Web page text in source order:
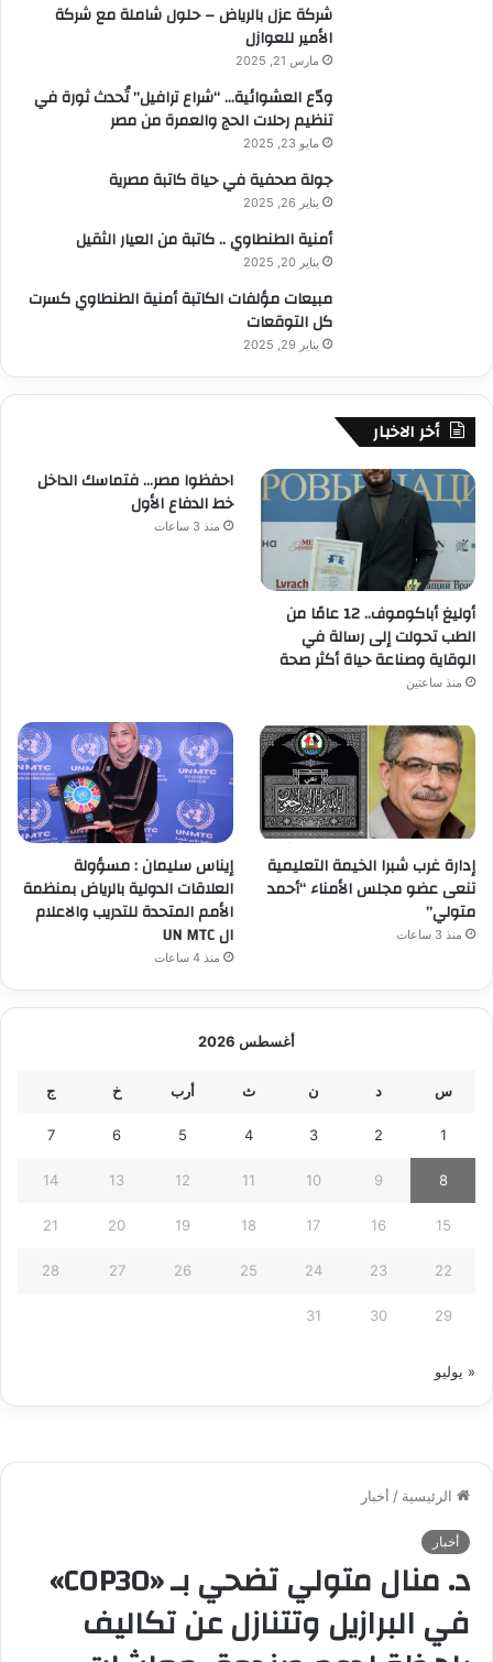
شركة عزل بالرياض – حلول شاملة مع شركة
الأمير للعوازل
مارس 21, 2025
ودّع العشوائية… “شراع ترافيل” تُحدث ثورة في
تنظيم رحلات الحج والعمرة من مصر
مايو 23, 2025
جولة صحفية في حياة كاتبة مصرية
يناير 26, 2025
أمنية الطنطاوي .. كاتبة من العيار الثقيل
يناير 20, 2025
مبيعات مؤلفات الكاتبة أمنية الطنطاوي كسرت
كل التوقعات
يناير 29, 2025
أخر الاخبار
أوليغ أباكوموف.. 12 عامًا من
الطب تحولت إلى رسالة في
الوقاية وصناعة حياة أكثر صحة
منذ ساعتين
احفظوا مصر… فتماسك الداخل
خط الدفاع الأول
منذ 3 ساعات
إدارة غرب شبرا الخيمة التعليمية
تنعى عضو مجلس الأمناء “أحمد
متولي”
منذ 3 ساعات
إيناس سليمان : مسؤولة
العلاقات الدولية بالرياض بمنظمة
الأمم المتحدة للتدريب والاعلام
ال UN MTC
منذ 4 ساعات
أغسطس 2026
س د ن ث أرب خ ج
1
2
3
4
5
6
7
8
9
10
11
12
13
14
15
16
17
18
19
20
21
22
23
24
25
26
27
28
29
30
31
« يوليو